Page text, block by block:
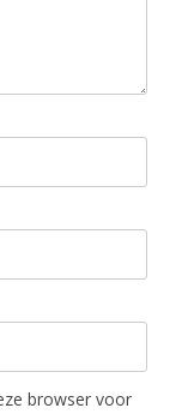
browser voor